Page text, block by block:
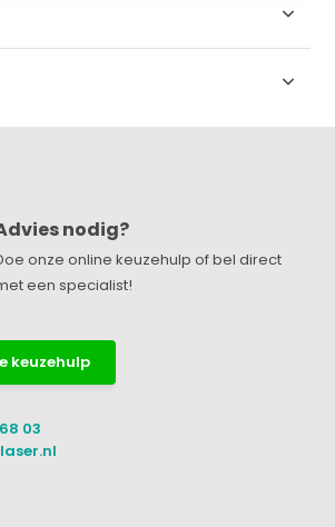
nodig?
onze online keuzehulp of bel direct
een specialist!
keuzehulp
03